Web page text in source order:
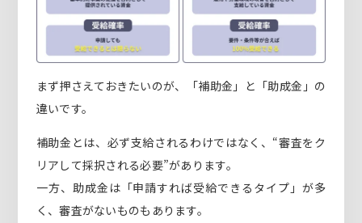
まず押さえておきたいのが、「補助金」と「助成金」の
違いです。
補助金とは、必ず支給されるわけではなく、“審査をク
リアして採択される必要”があります。
一方、助成金は「申請すれば受給できるタイプ」が多
く、審査がないものもあります。